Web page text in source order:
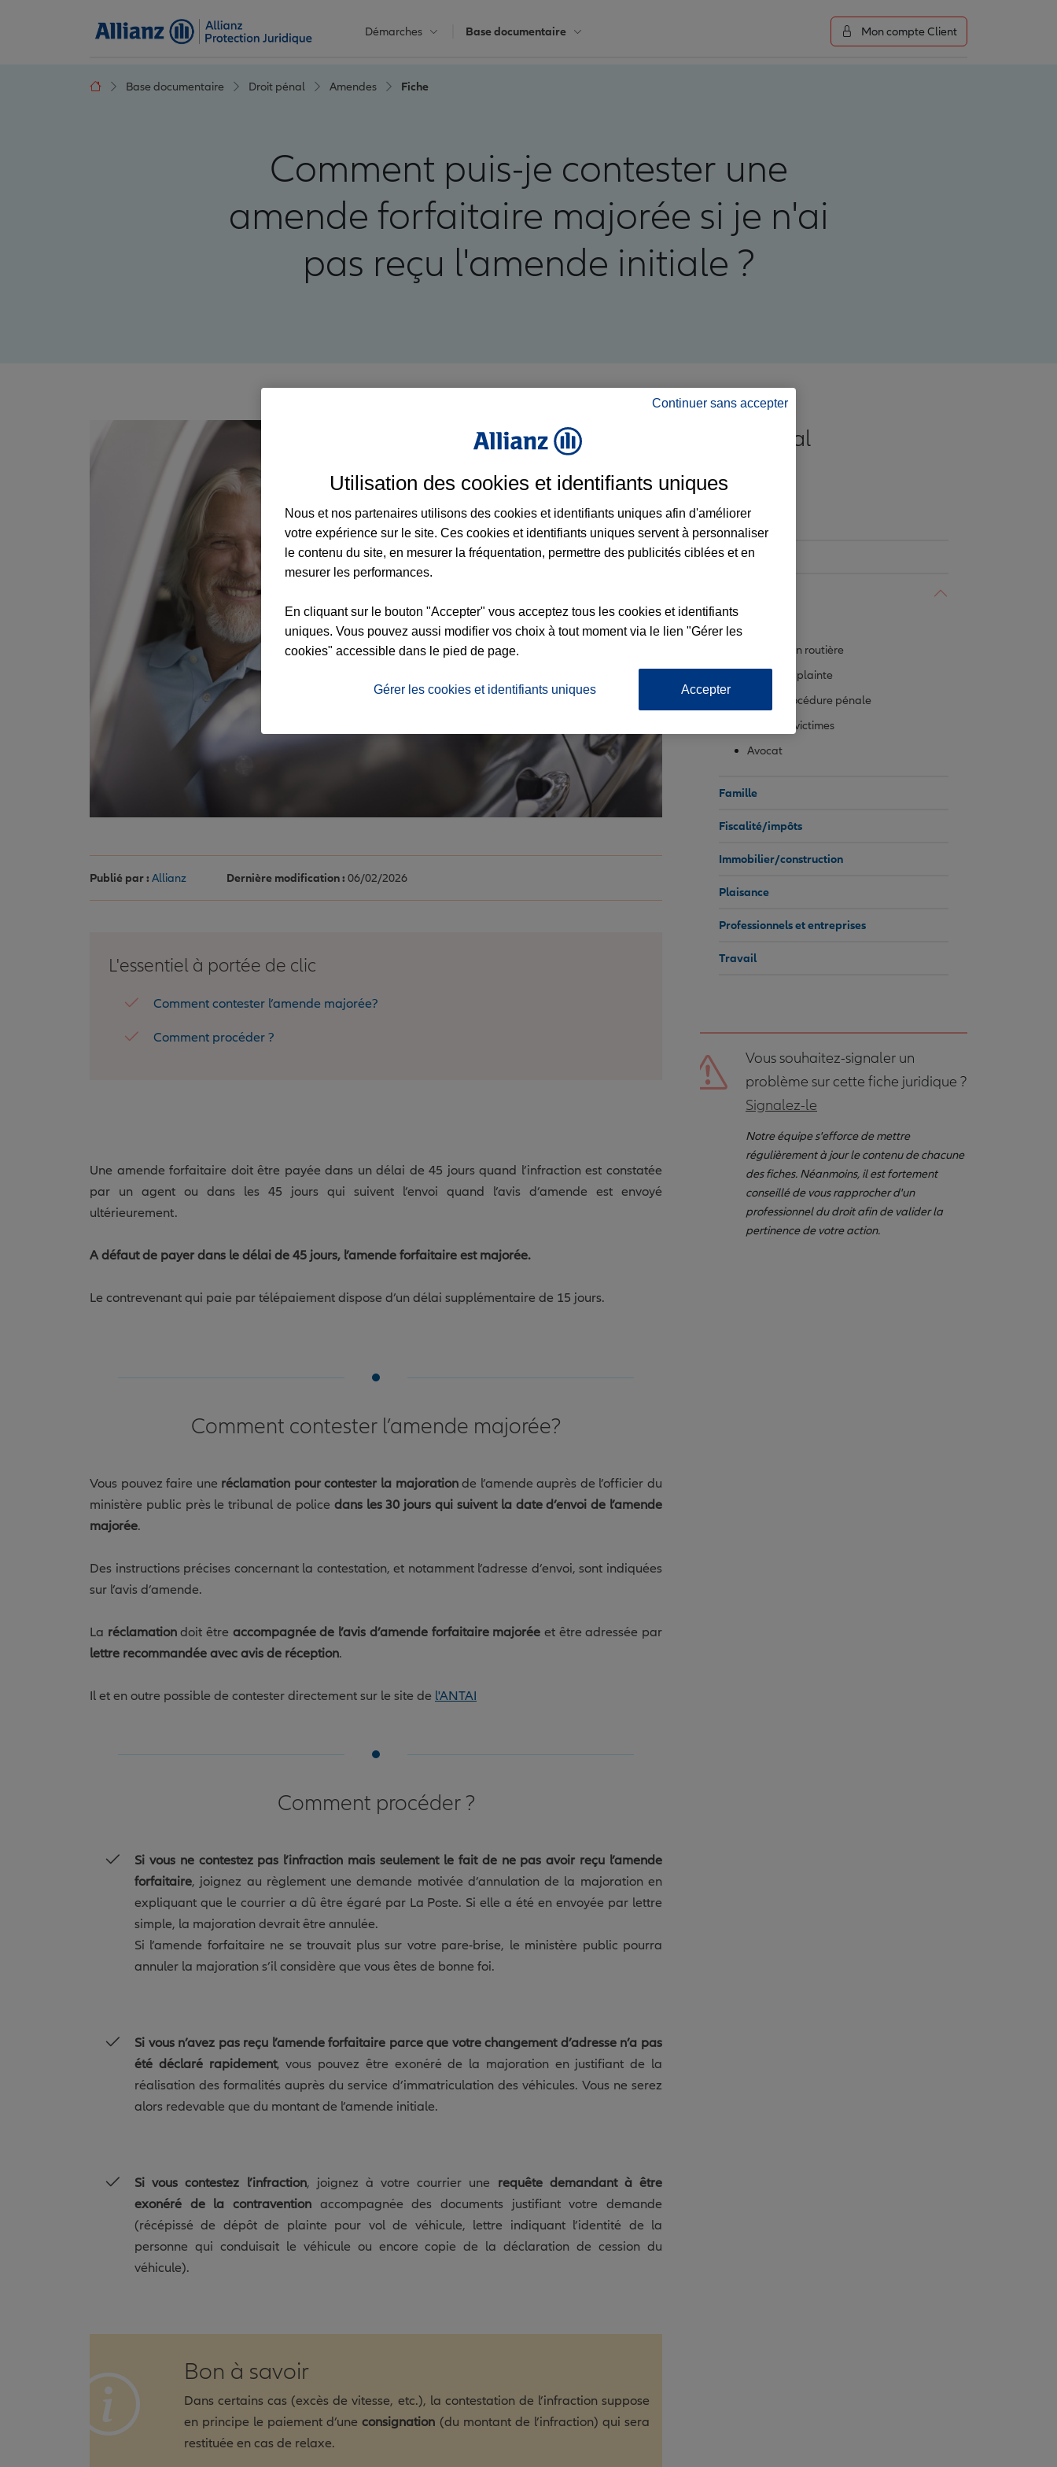
Démarches Base documentaire Mon compte Client
Base documentaire Droit pénal Amendes Fiche
Comment puis-je contester une
amende forfaitaire majorée si je n'ai
pas reçu l'amende initiale ?
Publié par : Allianz Dernière modification : 06/02/2026
L'essentiel à portée de clic
Comment contester l’amende majorée?
Comment procéder ?
Une amende forfaitaire doit être payée dans un délai de 45 jours quand l’infraction est constatée
par un agent ou dans les 45 jours qui suivent l’envoi quand l’avis d’amende est envoyé
ultérieurement.
A défaut de payer dans le délai de 45 jours, l’amende forfaitaire est majorée.
Le contrevenant qui paie par télépaiement dispose d’un délai supplémentaire de 15 jours.
Comment contester l’amende majorée?
Vous pouvez faire une réclamation pour contester la majorationde l’amende auprès de l’officier du
ministère public près le tribunal de police dans les 30 jours qui suivent la date d’envoi de l’amende
majorée.
Des instructions précises concernant la contestation, et notamment l’adresse d’envoi, sont indiquées
sur l’avis d’amende.
La réclamationdoit être accompagnée de l’avis d’amende forfaitaire majorée et être adressée par
lettre recommandée avec avis de réception.
Il et en outre possible de contester directement sur le site de l'ANTAI
Comment procéder ?
Si vous ne contestez pas l’infraction mais seulement le fait de ne pas avoir reçu l’amende
forfaitaire, joignez au règlement une demande motivée d’annulation de la majoration en
expliquant que le courrier a dû être égaré par La Poste. Si elle a été en envoyée par lettre
simple, la majoration devrait être annulée.
Si l’amende forfaitaire ne se trouvait plus sur votre pare-brise, le ministère public pourra
annuler la majoration s’il considère que vous êtes de bonne foi.
Si vous n’avez pas reçu l’amende forfaitaire parce que votre changement d’adresse n’a pas
été déclaré rapidement, vous pouvez être exonéré de la majoration en justifiant de la
réalisation des formalités auprès du service d’immatriculation des véhicules. Vous ne serez
alors redevable que du montant de l’amende initiale.
Si vous contestez l’infraction, joignez à votre courrier une requête demandant à être
exonéré de la contravention accompagnée des documents justifiant votre demande
(récépissé de dépôt de plainte pour vol de véhicule, lettre indiquant l’identité de la
personne qui conduisait le véhicule ou encore copie de la déclaration de cession du
véhicule).
Bon à savoir
Dans certains cas (excès de vitesse, etc.), la contestation de l’infraction suppose
en principe le paiement d’uneconsignation (du montant de l’infraction) qui sera
restituée en cas de relaxe.
Droit pénal
Consommation
Circulation routière
Dépôt de plainte
Délits/Procédure pénale
Droit des victimes
Avocat
Famille
Fiscalité/impôts
Immobilier/construction
Plaisance
Professionnels et entreprises
Travail
Vous souhaitez-signaler un
problème sur cette fiche juridique ?
Signalez-le
Notre équipe s'efforce de mettre
régulièrement à jour le contenu de chacune
des fiches. Néanmoins, il est fortement
conseillé de vous rapprocher d'un
professionnel du droit afin de valider la
pertinence de votre action.
Continuer sans accepter
Utilisation des cookies et identifiants uniques
Nous et nos partenaires utilisons des cookies et identifiants uniques afin d'améliorer
votre expérience sur le site. Ces cookies et identifiants uniques servent à personnaliser
le contenu du site, en mesurer la fréquentation, permettre des publicités ciblées et en
mesurer les performances.
En cliquant sur le bouton "Accepter" vous acceptez tous les cookies et identifiants
uniques. Vous pouvez aussi modifier vos choix à tout moment via le lien "Gérer les
cookies" accessible dans le pied de page.
Gérer les cookies et identifiants uniques Accepter